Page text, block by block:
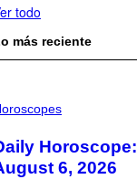
todo
más reciente
Horoscope:
6, 2026